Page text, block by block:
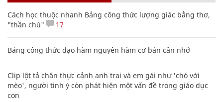
Cách học thuộc nhanh Bảng công thức lượng giác bằng thơ,
"thần chú"
17
Bảng công thức đạo hàm nguyên hàm cơ bản cần nhớ
Clip lột tả chân thực cảnh anh trai và em gái như 'chó với
mèo', người tinh ý còn phát hiện một vấn đề trong giáo dục
con